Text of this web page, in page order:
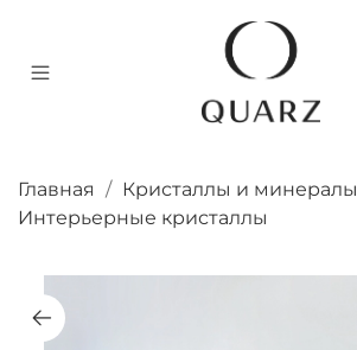
Главная
Кристаллы и минералы
Интерьерные кристаллы